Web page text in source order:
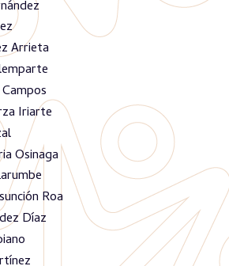
Arrieta
Iriarte
Osinaga
Roa
Díaz